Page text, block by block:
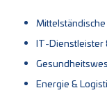
IT-Dienstleister
Energie &